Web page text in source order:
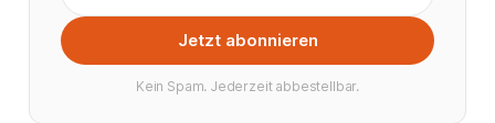
Jetzt abonnieren
Kein Spam. Jederzeit abbestellbar.